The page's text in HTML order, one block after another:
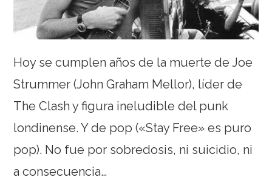
Hoy se cumplen años de la muerte de Joe
Strummer (John Graham Mellor), líder de
The Clash y figura ineludible del punk
londinense. Y de pop («Stay Free» es puro
pop). No fue por sobredosis, ni suicidio, ni
a consecuencia…